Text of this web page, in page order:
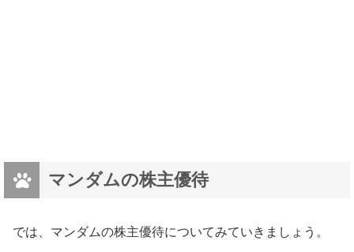
マンダムの株主優待
では、マンダムの株主優待についてみていきましょう。